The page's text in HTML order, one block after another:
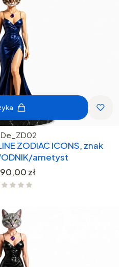
ZODIAC ICONS, znak
ametyst
zł